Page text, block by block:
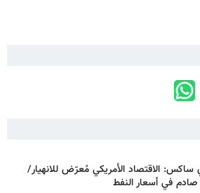
ساكس: الاقتصاد الأمريكي مُعرّض للانهيار/
صادم في أسعار النفط